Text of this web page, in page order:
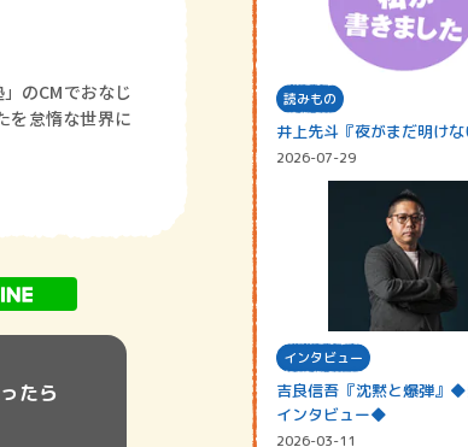
のCMでおなじ
を怠惰な世界に
たら
読みもの
井上先斗『夜がまだ明けな
2026-07-29
インタビュー
吉良信吾『沈黙と爆弾』
インタビュー◆
2026-03-11